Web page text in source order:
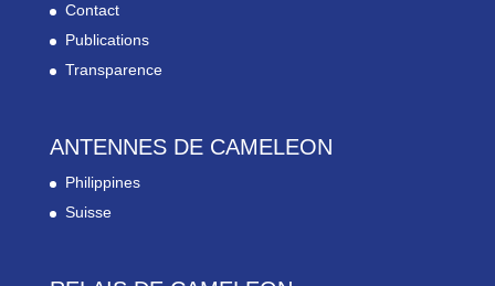
Contact
Publications
Transparence
ANTENNES DE CAMELEON
Philippines
Suisse